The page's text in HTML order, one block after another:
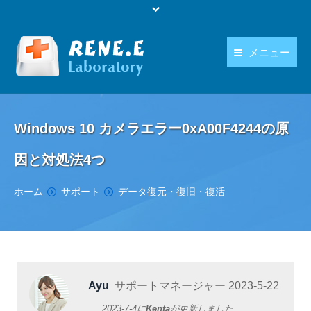
メニュー
ダウンロード
操作ガイド
日本語
language
Windows 10 カメラエラー0xA00F4244の原
因と対処法4つ
You are here:
ホーム サポート データ復元・復旧・復活
Ayu サポートマネージャー 2023-5-22
2023-7-4にKentaが更新しました